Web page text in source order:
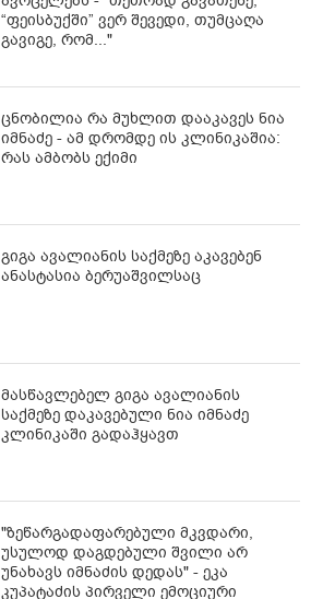
“ფეისბუქში” ვერ შევედი, თუმცაღა
გავიგე, რომ..."
ცნობილია რა მუხლით დააკავეს ნია
იმნაძე - ამ დრომდე ის კლინიკაშია:
რას ამბობს ექიმი
გიგა ავალიანის საქმეზე აკავებენ
ანასტასია ბერუაშვილსაც
მასწავლებელ გიგა ავალიანის
საქმეზე დაკავებული ნია იმნაძე
კლინიკაში გადაჰყავთ
"ზეწარგადაფარებული მკვდარი,
უსულოდ დაგდებული შვილი არ
უნახავს იმნაძის დედას" - ეკა
კუპატაძის პირველი ემოციური